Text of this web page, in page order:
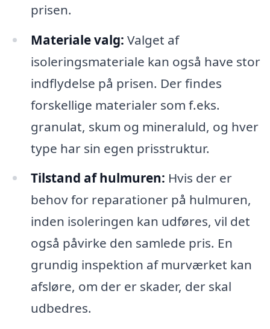
prisen.
Materiale valg: Valget af
isoleringsmateriale kan også have stor
indflydelse på prisen. Der findes
forskellige materialer som f.eks.
granulat, skum og mineraluld, og hver
type har sin egen prisstruktur.
Tilstand af hulmuren: Hvis der er
behov for reparationer på hulmuren,
inden isoleringen kan udføres, vil det
også påvirke den samlede pris. En
grundig inspektion af murværket kan
afsløre, om der er skader, der skal
udbedres.